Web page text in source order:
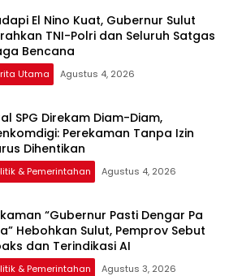
El Nino Kuat, Gubernur Sulut
TNI-Polri dan Seluruh Satgas
Bencana
Utama Agustus 4, 2026
SPG Direkam Diam-Diam,
Perekaman Tanpa Izin
Dihentikan
& Pemerintahan Agustus 4, 2026
“Gubernur Pasti Dengar Pa
Hebohkan Sulut, Pemprov Sebut
dan Terindikasi AI
& Pemerintahan Agustus 3, 2026